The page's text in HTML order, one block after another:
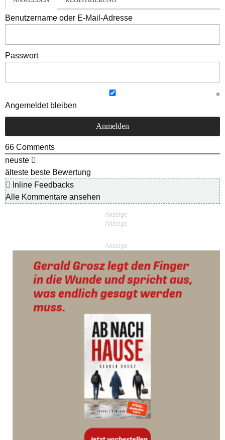
Benutzername oder E-Mail-Adresse
Passwort
Angemeldet bleiben
66 Comments
neuste
älteste beste Bewertung
Inline Feedbacks
Alle Kommentare ansehen
Anzeige